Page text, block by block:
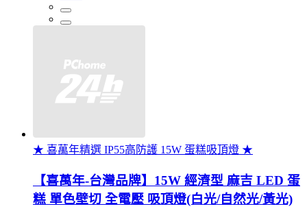
★ 喜萬年精選 IP55高防護 15W 蛋糕吸頂燈 ★
【喜萬年-台灣品牌】15W 經濟型 麻吉 LED 蛋
糕 單色壁切 全電壓 吸頂燈(白光/自然光/黃光)